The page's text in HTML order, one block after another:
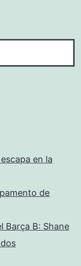
en la
de
Barça B: Shane